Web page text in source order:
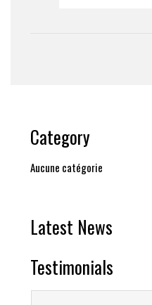
Category
Aucune catégorie
Latest News
Testimonials